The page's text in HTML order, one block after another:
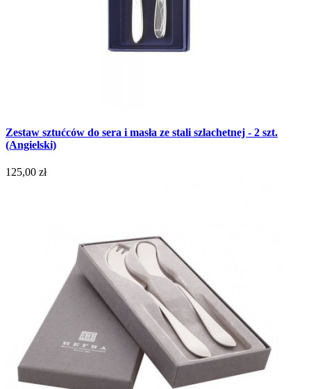
Zestaw sztućców do sera i masła ze stali szlachetnej - 2 szt.
(Angielski)
125,00 zł